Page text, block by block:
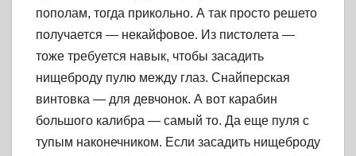
пополам, тогда прикольно. А так просто решето
получается — некайфовое. Из пистолета —
тоже требуется навык, чтобы засадить
нищеброду пулю между глаз. Снайперская
винтовка — для девчонок. А вот карабин
большого калибра — самый то. Да еще пуля с
тупым наконечником. Если засадить нищеброду